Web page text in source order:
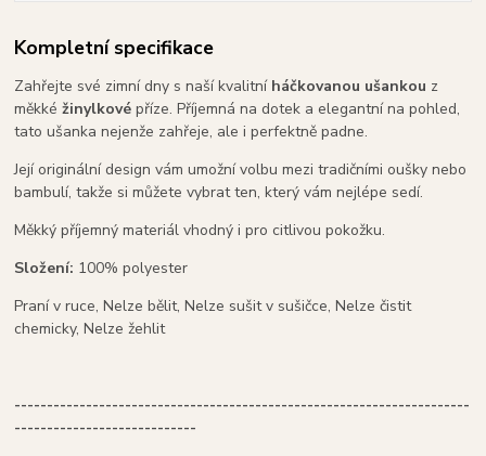
Kompletní specifikace
Zahřejte své zimní dny s naší kvalitní háčkovanou ušankou z
měkké žinylkové příze. Příjemná na dotek a elegantní na pohled,
tato ušanka nejenže zahřeje, ale i perfektně padne.
Její originální design vám umožní volbu mezi tradičními oušky nebo
bambulí, takže si můžete vybrat ten, který vám nejlépe sedí.
Měkký příjemný materiál vhodný i pro citlivou pokožku.
Složení: 100% polyester
Praní v ruce, Nelze bělit, Nelze sušit v sušičce, Nelze čistit
chemicky, Nelze žehlit
----------------------------------------------------------------------
----------------------------